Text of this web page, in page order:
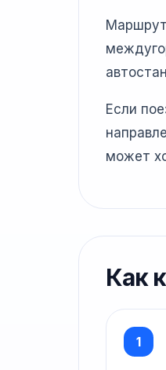
Если
может
Как
1